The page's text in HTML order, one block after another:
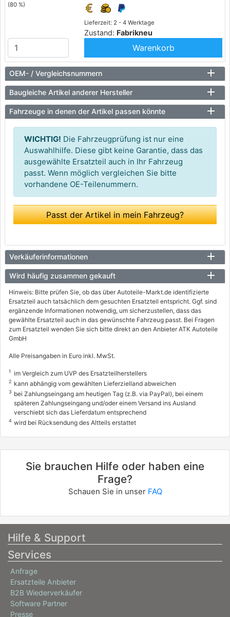
(80 %)
Lieferzeit: 2 - 4 Werktage
Zustand: Fabrikneu
Warenkorb
OEM- / Vergleichsnummern
Baugleiche Artikel anderer Hersteller
Fahrzeuge in denen der Artikel passen könnte
WICHTIG! Die Fahrzeugprüfung ist nur eine
Auswahlhilfe. Diese gibt keine Garantie, dass das
ausgewählte Ersatzteil auch in Ihr Fahrzeug
passt. Wenn möglich vergleichen Sie bitte
vorhandene OE-Teilenummern.
Passt der Artikel in mein Fahrzeug?
Verkäuferinformationen
Wird häufig zusammen gekauft
Hinweis: Bitte prüfen Sie, ob das über Autoteile-Markt.de identifizierte
Ersatzteil auch tatsächlich dem gesuchten Ersatzteil entspricht. Ggf. sind
ergänzende Informationen notwendig, um sicherzustellen, dass das
gewählte Ersatzteil auch in das gewünschte Fahrzeug passt. Bei Fragen
zum Ersatzteil wenden Sie sich bitte direkt an den Anbieter ATK Autoteile
GmbH
Alle Preisangaben in Euro inkl. MwSt.
1 im Vergleich zum UVP des Ersatzteilherstellers
2 kann abhängig vom gewählten Lieferzielland abweichen
3 bei Zahlungseingang am heutigen Tag (z.B. via PayPal), bei einem
späteren Zahlungseingang und/oder einem Versand ins Ausland
verschiebt sich das Lieferdatum entsprechend
4 wird bei Rücksendung des Altteils erstattet
Sie brauchen Hilfe oder haben eine
Frage?
Schauen Sie in unser FAQ
Hilfe & Support
Services
Anfrage
Ersatzteile Anbieter
B2B Wiederverkäufer
Software Partner
Presse